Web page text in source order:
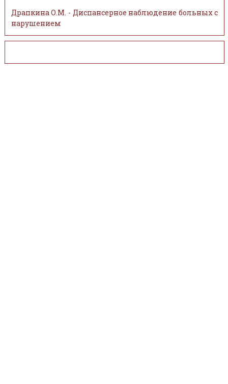
Драпкина О.М. - Диспансерное наблюдение больных с
нарушением